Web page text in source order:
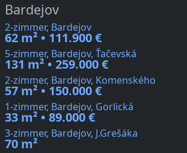
Bardejov
2-zimmer, Bardejov
62 m² • 111.900 €
5-zimmer, Bardejov, Ťačevská
131 m² • 259.000 €
2-zimmer, Bardejov, Komenského
57 m² • 150.000 €
1-zimmer, Bardejov, Gorlická
33 m² • 89.000 €
3-zimmer, Bardejov, J.Grešáka
70 m²